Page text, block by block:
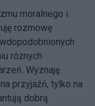
moralnego i
rozmowę
różnych
Wyznaję
przyjaźń, tylko na
dobrą